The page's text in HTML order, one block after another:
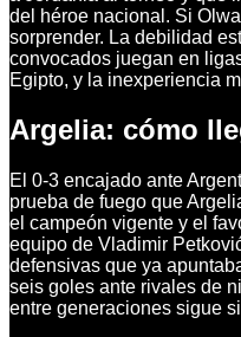
del héroe nacional. Si
sorprender. La debilidad
convocados juegan en
Egipto, y la inexperiencia
Argelia: cómo
El 0-3 encajado ante
prueba de fuego que
el campeón vigente y el
equipo de Vladimir
defensivas que ya
seis goles ante rivales de
entre generaciones sigue